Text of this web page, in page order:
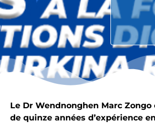
Le Dr Wendnonghen Marc
de quinze années d’expérience en